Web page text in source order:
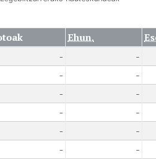
Ehun.
- -
- -
- -
- -
- -
- -